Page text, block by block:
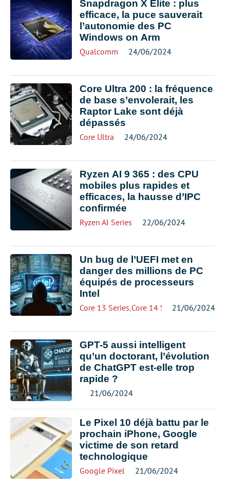
Snapdragon X Elite : plus
efficace, la puce sauverait
l’autonomie des PC
Windows on Arm
Qualcomm 24/06/2024
Core Ultra 200 : la fréquence
de base s’envolerait, les
Raptor Lake sont déjà
dépassés
Core Ultra 24/06/2024
Ryzen AI 9 365 : des CPU
mobiles plus rapides et
efficaces, la hausse d’IPC
confirmée
Ryzen AI Series 22/06/2024
Un bug de l’UEFI met en
danger des millions de PC
équipés de processeurs
Intel
Core 13 Series,Core 14 Series,Core Ultra
21/06/2024
GPT-5 aussi intelligent
qu’un doctorant, l’évolution
de ChatGPT est-elle trop
rapide ?
21/06/2024
Le Pixel 10 déjà battu par le
prochain iPhone, Google
victime de son retard
technologique
Google Pixel 21/06/2024